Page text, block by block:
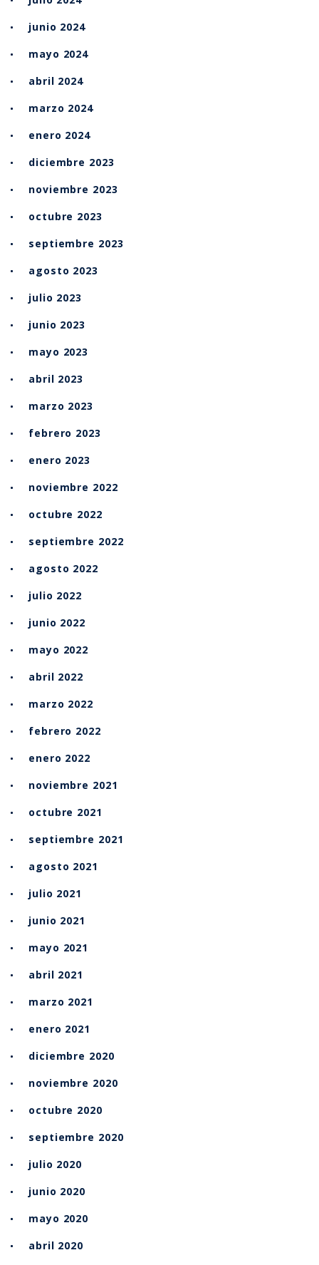
junio 2024
mayo 2024
abril 2024
marzo 2024
enero 2024
diciembre 2023
noviembre 2023
octubre 2023
septiembre 2023
agosto 2023
julio 2023
junio 2023
mayo 2023
abril 2023
marzo 2023
febrero 2023
enero 2023
noviembre 2022
octubre 2022
septiembre 2022
agosto 2022
julio 2022
junio 2022
mayo 2022
abril 2022
marzo 2022
febrero 2022
enero 2022
noviembre 2021
octubre 2021
septiembre 2021
agosto 2021
julio 2021
junio 2021
mayo 2021
abril 2021
marzo 2021
enero 2021
diciembre 2020
noviembre 2020
octubre 2020
septiembre 2020
julio 2020
junio 2020
mayo 2020
abril 2020